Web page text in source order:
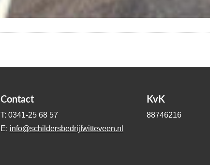
Contact
T: 0341-25 68 57
E: info@schildersbedrijfwitteveen.nl
KvK
88746216